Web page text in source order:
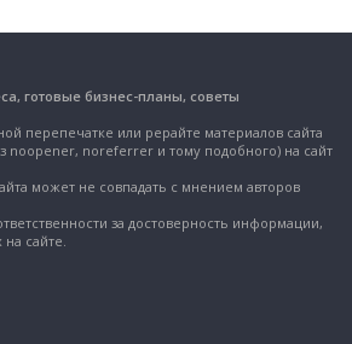
готовые бизнес-планы, советы
перепечатке или рерайте материалов сайта
noopener, noreferrer и тому подобного) на сайт
может не совпадать с мнением авторов
за достоверность информации,
сайте.